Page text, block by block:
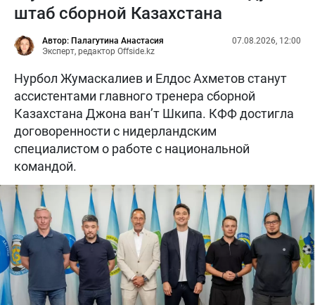
штаб сборной Казахстана
Автор: Палагутина Анастасия
Эксперт, редактор Offside.kz
07.08.2026, 12:00
Нурбол Жумаскалиев и Елдос Ахметов станут
ассистентами главного тренера сборной
Казахстана Джона ван’т Шкипа. КФФ достигла
договоренности с нидерландским
специалистом о работе с национальной
командой.